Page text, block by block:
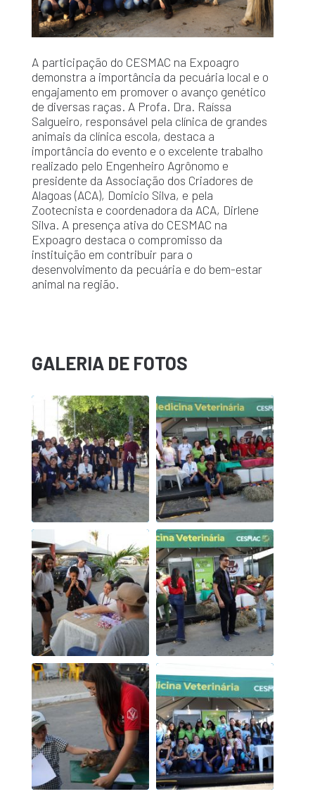
A participação do CESMAC na Expoagro
demonstra a importância da pecuária local e o
engajamento em promover o avanço genético
de diversas raças. A Profa. Dra. Raíssa
Salgueiro, responsável pela clínica de grandes
animais da clínica escola, destaca a
importância do evento e o excelente trabalho
realizado pelo Engenheiro Agrônomo e
presidente da Associação dos Criadores de
Alagoas (ACA), Domicio Silva, e pela
Zootecnista e coordenadora da ACA, Dirlene
Silva. A presença ativa do CESMAC na
Expoagro destaca o compromisso da
instituição em contribuir para o
desenvolvimento da pecuária e do bem-estar
animal na região.
GALERIA DE FOTOS